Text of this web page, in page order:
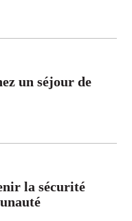
un séjour de
la sécurité